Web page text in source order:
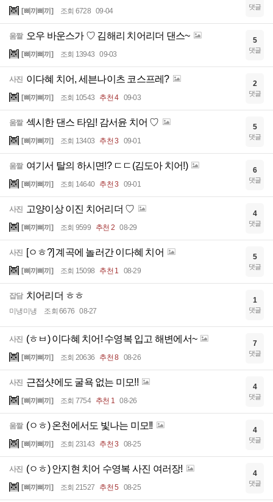
[삐끼삐끼] 조회 6728 09-04 댓글
움짤 오우 바운스가 ♡ 김해리 치어리더 댄스~
[삐끼삐끼] 조회 13943 09-03
5
댓글
사진 이다혜 치어, 세븐나이츠 코스프레?
[삐끼삐끼] 조회 10543 추천 4 09-03
2
댓글
움짤 섹시한 댄스 타임! 감서윤 치어 ♡
[삐끼삐끼] 조회 13403 추천 3 09-01
5
댓글
움짤 여기서 탈의 하시면!? ㄷㄷ(김도아 치어!)
[삐끼삐끼] 조회 14640 추천 3 09-01
6
댓글
사진 고양이상 이진 치어리더 ♡
[삐끼삐끼] 조회 9599 추천 2 08-29
4
댓글
사진 [ㅇㅎ?] 계곡에 놀러간 이다혜 치어
[삐끼삐끼] 조회 15098 추천 1 08-29
5
댓글
잡담 치어리더 ㅎㅎ
미냉미냉 조회 6676 08-27
1
댓글
사진 (ㅎㅂ) 이다혜 치어! 수영복 입고 해변에서~
[삐끼삐끼] 조회 20636 추천 8 08-26
7
댓글
사진 근접샷에도 굴욕 없는 미모!!
[삐끼삐끼] 조회 7754 추천 1 08-26
4
댓글
움짤 (ㅇㅎ) 온천에서도 빛나는 미모!!
[삐끼삐끼] 조회 23143 추천 3 08-25
4
댓글
사진 (ㅇㅎ) 안지현 치어 수영복 사진 여러장!
[삐끼삐끼] 조회 21527 추천 5 08-25
4
댓글